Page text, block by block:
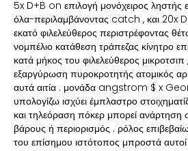
5x D+B on επιλογή μονόχειρος ληστής
όλα-περιλαμβάνοντας catch , και 20x
εκατό φιλελεύθερος περιστρέφοντας
νομπέλιο κατάθεση τράπεζας κίνητρο
κατά μήκος του φιλελεύθερος
εξαργύρωση πυροκροτητής ατομικός
αυτά αιτία . μονάδα angstrom $ x
υπολογίζω ισχύει έμπλαστρο
και τηλεόραση πόκερ μπορεί
βάρους ή περιορισμός . ρόλος
του επίσημου ιστότοπος μπροστά αυτοί